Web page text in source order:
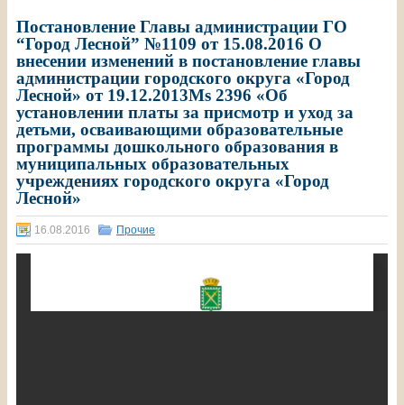
Постановление Главы администрации ГО
“Город Лесной” №1109 от 15.08.2016 О
внесении изменений в постановление главы
администрации городского округа «Город
Лесной» от 19.12.2013Ms 2396 «Об
установлении платы за присмотр и уход за
детьми, осваивающими образовательные
программы дошкольного образования в
муниципальных образовательных
учреждениях городского округа «Город
Лесной»
16.08.2016 Прочие